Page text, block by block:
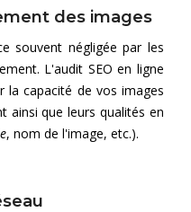
des images
souvent négligée par les
L'audit SEO en ligne
la capacité de vos images
ainsi que leurs qualités en
, nom de l'image, etc.).